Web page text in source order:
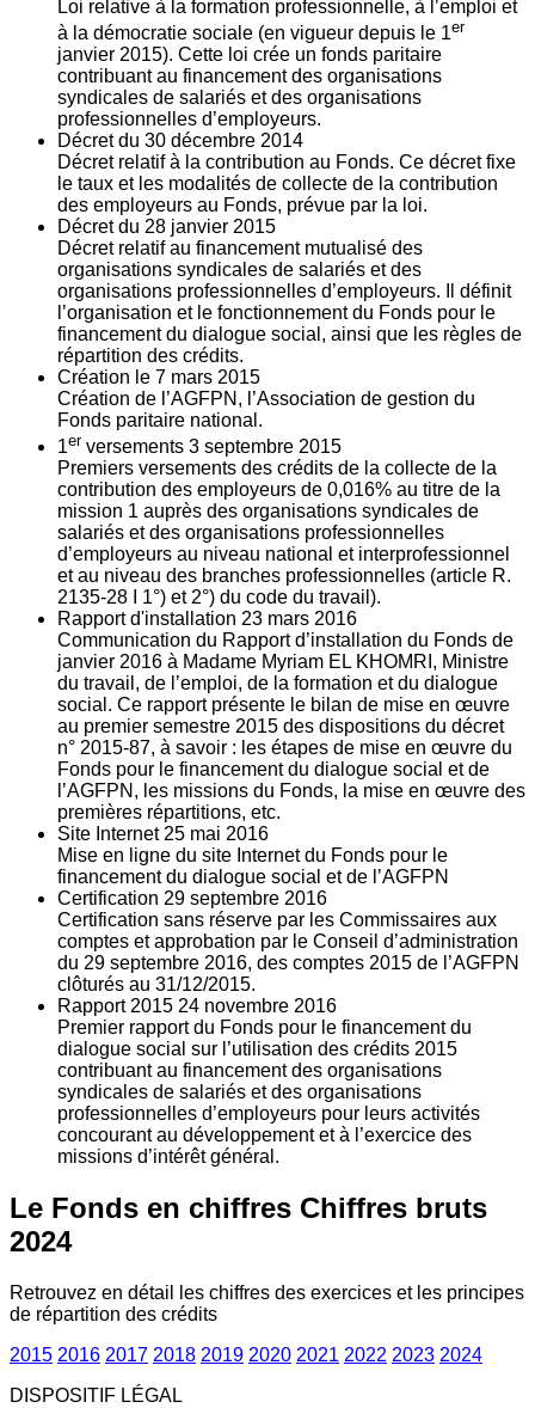
Loi relative à la formation professionnelle, à l’emploi et
à la démocratie sociale (en vigueur depuis le 1er
janvier 2015). Cette loi crée un fonds paritaire
contribuant au financement des organisations
syndicales de salariés et des organisations
professionnelles d’employeurs.
Décret du 30 décembre 2014
Décret relatif à la contribution au Fonds. Ce décret fixe
le taux et les modalités de collecte de la contribution
des employeurs au Fonds, prévue par la loi.
Décret du 28 janvier 2015
Décret relatif au financement mutualisé des
organisations syndicales de salariés et des
organisations professionnelles d’employeurs. Il définit
l’organisation et le fonctionnement du Fonds pour le
financement du dialogue social, ainsi que les règles de
répartition des crédits.
Création le 7 mars 2015
Création de l’AGFPN, l’Association de gestion du
Fonds paritaire national.
1er versements 3 septembre 2015
Premiers versements des crédits de la collecte de la
contribution des employeurs de 0,016% au titre de la
mission 1 auprès des organisations syndicales de
salariés et des organisations professionnelles
d’employeurs au niveau national et interprofessionnel
et au niveau des branches professionnelles (article R.
2135‐28 I 1°) et 2°) du code du travail).
Rapport d'installation 23 mars 2016
Communication du Rapport d’installation du Fonds de
janvier 2016 à Madame Myriam EL KHOMRI, Ministre
du travail, de l’emploi, de la formation et du dialogue
social. Ce rapport présente le bilan de mise en œuvre
au premier semestre 2015 des dispositions du décret
n° 2015-87, à savoir : les étapes de mise en œuvre du
Fonds pour le financement du dialogue social et de
l’AGFPN, les missions du Fonds, la mise en œuvre des
premières répartitions, etc.
Site Internet 25 mai 2016
Mise en ligne du site Internet du Fonds pour le
financement du dialogue social et de l’AGFPN
Certification 29 septembre 2016
Certification sans réserve par les Commissaires aux
comptes et approbation par le Conseil d’administration
du 29 septembre 2016, des comptes 2015 de l’AGFPN
clôturés au 31/12/2015.
Rapport 2015 24 novembre 2016
Premier rapport du Fonds pour le financement du
dialogue social sur l’utilisation des crédits 2015
contribuant au financement des organisations
syndicales de salariés et des organisations
professionnelles d’employeurs pour leurs activités
concourant au développement et à l’exercice des
missions d’intérêt général.
Le Fonds en chiffres Chiffres bruts
2024
Retrouvez en détail les chiffres des exercices et les principes
de répartition des crédits
2015 2016 2017 2018 2019 2020 2021 2022 2023 2024
DISPOSITIF LÉGAL